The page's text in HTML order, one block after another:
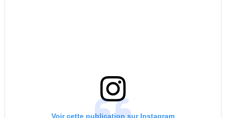
Voir cette publication sur Instagram